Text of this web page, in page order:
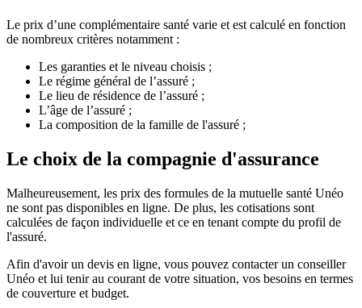
Le prix d’une complémentaire santé varie et est calculé en fonction
de nombreux critères notamment :
Les garanties et le niveau choisis ;
Le régime général de l’assuré ;
Le lieu de résidence de l’assuré ;
L’âge de l’assuré ;
La composition de la famille de l'assuré ;
Le choix de la compagnie d'assurance
Malheureusement, les prix des formules de la mutuelle santé Unéo
ne sont pas disponibles en ligne. De plus, les cotisations sont
calculées de façon individuelle et ce en tenant compte du profil de
l'assuré.
Afin d'avoir un devis en ligne, vous pouvez contacter un conseiller
Unéo et lui tenir au courant de votre situation, vos besoins en termes
de couverture et budget.